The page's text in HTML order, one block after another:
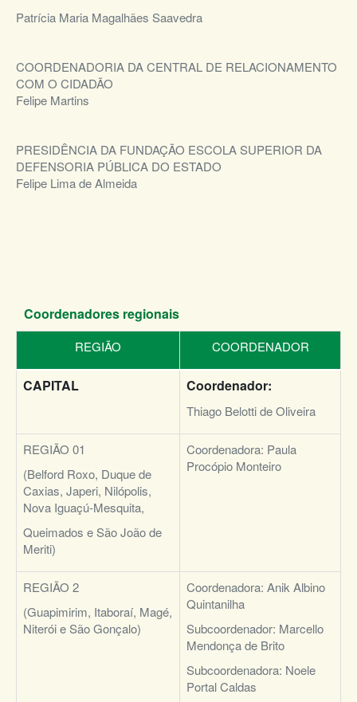
Patrícia Maria Magalhães Saavedra
COORDENADORIA DA CENTRAL DE RELACIONAMENTO
COM O CIDADÃO
Felipe Martins
PRESIDÊNCIA DA FUNDAÇÃO ESCOLA SUPERIOR DA
DEFENSORIA PÚBLICA DO ESTADO
Felipe Lima de Almeida
Coordenadores regionais
REGIÃO COORDENADOR
CAPITAL Coordenador:
Thiago Belotti de Oliveira
REGIÃO 01
(Belford Roxo, Duque de
Caxias, Japeri, Nilópolis,
Nova Iguaçú-Mesquita,
Queimados e São João de
Meriti)
Coordenadora: Paula
Procópio Monteiro
REGIÃO 2
(Guapimirim, Itaboraí, Magé,
Niterói e São Gonçalo)
Coordenadora: Anik Albino
Quintanilha
Subcoordenador: Marcello
Mendonça de Brito
Subcoordenadora: Noele
Portal Caldas